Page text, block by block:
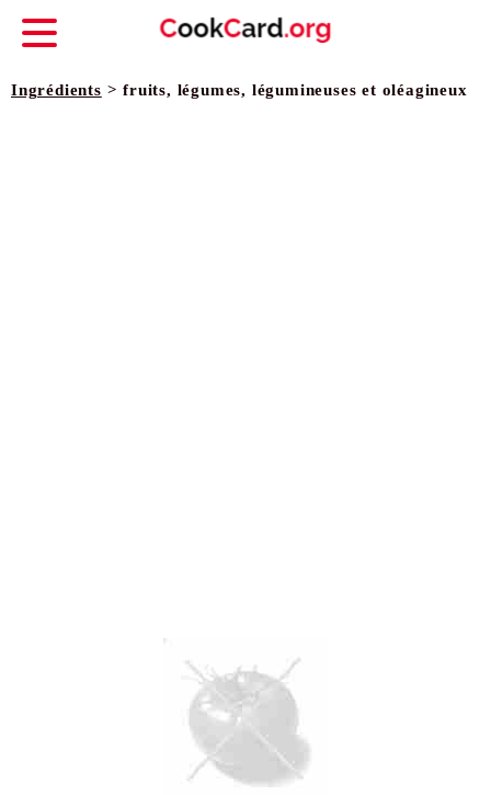
Ingrédients > fruits, légumes, légumineuses et oléagineux